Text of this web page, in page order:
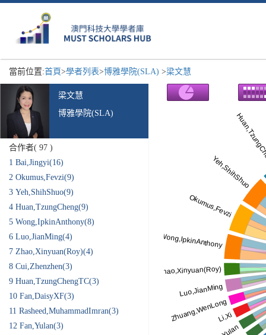
當前位置:首頁>學者列表>博雅學院(SLA) >梁文慧
梁文慧
博雅學院(SLA)
合作者( 97 )
1 Bai,Jingyi(16)
2 Okumus,Fevzi(9)
3 Yeh,ShihShuo(9)
4 Huan,TzungCheng(9)
5 Wong,IpkinAnthony(8)
6 Luo,JianMing(4)
7 Zhao,Xinyuan(Roy)(4)
8 Cui,Zhenzhen(3)
9 Huan,TzungChengTC(3)
10 Fan,DaisyXF(3)
11 Rasheed,MuhammadImran(3)
12 Fan,Yulan(3)